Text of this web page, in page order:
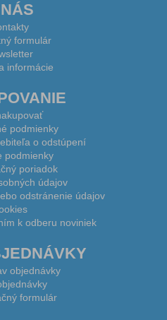
formulár
informácie
podmienky
o odstúpení
podmienky
poriadok
údajov
odstránenie údajov
k odberu noviniek
objednávky
formulár